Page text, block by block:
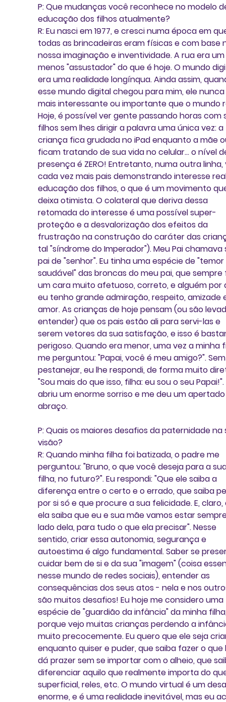
P: Que mudanças você reconhece no modelo
educação dos filhos atualmente?
R: Eu nasci em 1977, e cresci numa época em
todas as brincadeiras eram físicas e com base
nossa imaginação e inventividade. A rua era
menos "assustador" do que é hoje. O mundo
era uma realidade longínqua. Ainda assim,
esse mundo digital chegou para mim, ele
mais interessante ou importante que o mundo
Hoje, é possível ver gente passando horas com
filhos sem lhes dirigir a palavra uma única vez: a
criança fica grudada no iPad enquanto a mãe
ficam tratando de sua vida no celular... o nível
presença é ZERO! Entretanto, numa outra
cada vez mais pais demonstrando interesse
educação dos filhos, o que é um movimento
deixa otimista. O colateral que deriva dessa
retomada do interesse é uma possível super-
proteção e a desvalorização dos efeitos da
frustração na construção do caráter das
tal "síndrome do Imperador"). Meu Pai
pai de "senhor". Eu tinha uma espécie de "temor
saudável" das broncas do meu pai, que
um cara muito afetuoso, correto, e alguém por
eu tenho grande admiração, respeito, amizade
amor. As crianças de hoje pensam (ou são
entender) que os pais estão ali para servi-las e
serem vetores da sua satisfação, e isso é
perigoso. Quando era menor, uma vez a minha
me perguntou: "Papai, você é meu amigo?".
pestanejar, eu lhe respondi, de forma muito
"Sou mais do que isso, filha: eu sou o seu
abriu um enorme sorriso e me deu um
abraço.
P: Quais os maiores desafios da paternidade
visão?
R: Quando minha filha foi batizada, o padre me
perguntou: "Bruno, o que você deseja para a
filha, no futuro?". Eu respondi: "Que ele saiba a
diferença entre o certo e o errado, que saiba
por si só e que procure a sua felicidade. E,
ela saiba que eu e sua mãe vamos estar
lado dela, para tudo o que ela precisar". Nesse
sentido, criar essa autonomia, segurança e
autoestima é algo fundamental. Saber se
cuidar bem de si e da sua "imagem" (coisa
nesse mundo de redes sociais), entender as
consequências dos seus atos - nela e nos
são muitos desafios! Eu hoje me considero uma
espécie de "guardião da infância" da minha
porque vejo muitas crianças perdendo a
muito precocemente. Eu quero que ele seja
enquanto quiser e puder, que saiba fazer o
dá prazer sem se importar com o alheio, que
diferenciar aquilo que realmente importa do
superficial, reles, etc. O mundo virtual é um
enorme, e é uma realidade inevitável, mas eu